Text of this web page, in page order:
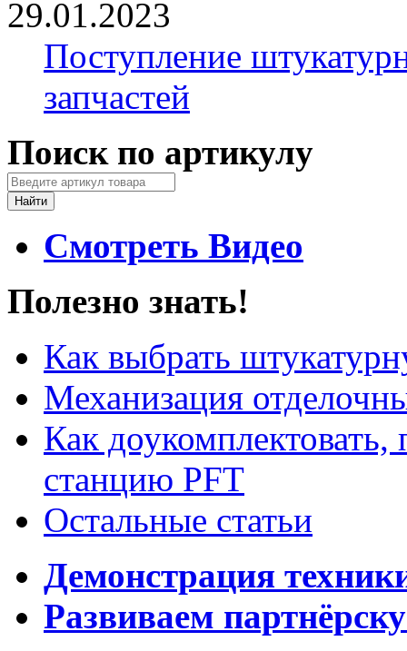
29.01.2023
Поступление
запчастей
Поиск по артикулу
Смотреть Видео
Полезно знать!
Как выбрать
Механизация
Как
станцию PFT
Остальные статьи
Демонстрация
Развиваем